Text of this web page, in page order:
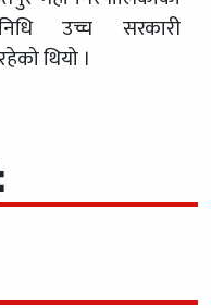
उच्च सरकारी
थियो ।